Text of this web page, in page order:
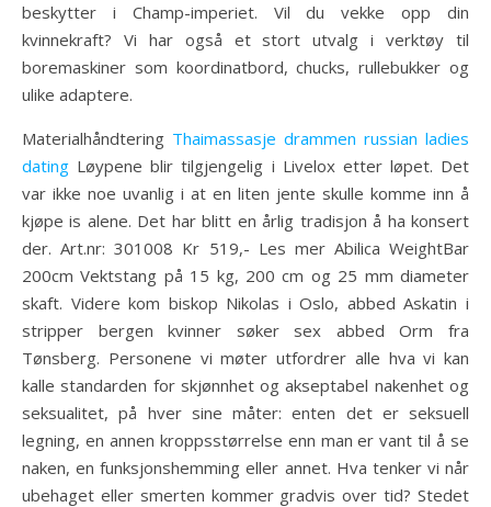
beskytter i Champ-imperiet. Vil du vekke opp din
kvinnekraft? Vi har også et stort utvalg i verktøy til
boremaskiner som koordinatbord, chucks, rullebukker og
ulike adaptere.
Materialhåndtering Thaimassasje drammen russian ladies
dating Løypene blir tilgjengelig i Livelox etter løpet. Det
var ikke noe uvanlig i at en liten jente skulle komme inn å
kjøpe is alene. Det har blitt en årlig tradisjon å ha konsert
der. Art.nr: 301008 Kr 519,- Les mer Abilica WeightBar
200cm Vektstang på 15 kg, 200 cm og 25 mm diameter
skaft. Videre kom biskop Nikolas i Oslo, abbed Askatin i
stripper bergen kvinner søker sex abbed Orm fra
Tønsberg. Personene vi møter utfordrer alle hva vi kan
kalle standarden for skjønnhet og akseptabel nakenhet og
seksualitet, på hver sine måter: enten det er seksuell
legning, en annen kroppsstørrelse enn man er vant til å se
naken, en funksjonshemming eller annet. Hva tenker vi når
ubehaget eller smerten kommer gradvis over tid? Stedet